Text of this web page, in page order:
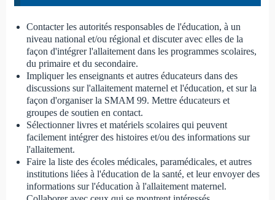
Contacter les autorités responsables de l'éducation, à un
niveau national et/ou régional et discuter avec elles de la
façon d'intégrer l'allaitement dans les programmes scolaires,
du primaire et du secondaire.
Impliquer les enseignants et autres éducateurs dans des
discussions sur l'allaitement maternel et l'éducation, et sur la
façon d'organiser la SMAM 99. Mettre éducateurs et
groupes de soutien en contact.
Sélectionner livres et matériels scolaires qui peuvent
facilement intégrer des histoires et/ou des informations sur
l'allaitement.
Faire la liste des écoles médicales, paramédicales, et autres
institutions liées à l'éducation de la santé, et leur envoyer des
informations sur l'éducation à l'allaitement maternel.